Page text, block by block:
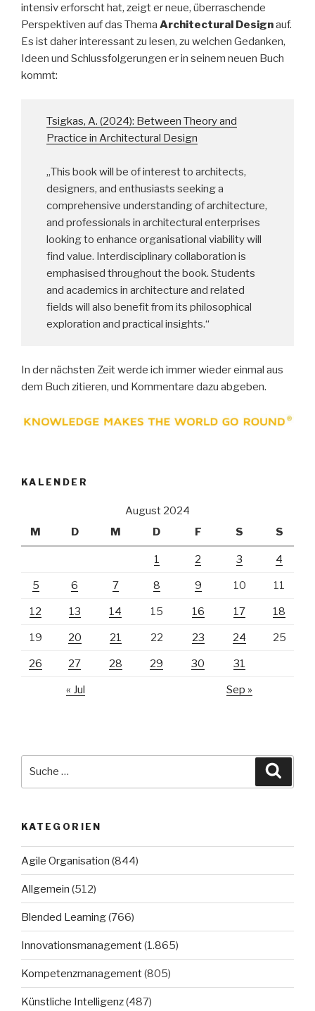
intensiv erforscht hat, zeigt er neue, überraschende
Perspektiven auf das Thema Architectural Designauf.
Es ist daher interessant zu lesen, zu welchen Gedanken,
Ideen und Schlussfolgerungen er in seinem neuen Buch
kommt:
Tsigkas, A. (2024): Between Theory and
Practice in Architectural Design
„This book will be of interest to architects,
designers, and enthusiasts seeking a
comprehensive understanding of architecture,
and professionals in architectural enterprises
looking to enhance organisational viability will
find value. Interdisciplinary collaboration is
emphasised throughout the book. Students
and academics in architecture and related
fields will also benefit from its philosophical
exploration and practical insights.“
In der nächsten Zeit werde ich immer wieder einmal aus
dem Buch zitieren, und Kommentare dazu abgeben.
KALENDER
August 2024
M
D M D F S S
1 2 3 4
5 6 7 8 9 10 11
12 13 14 15 16 17 18
19 20 21 22 23 24 25
26 27 28 29 30 31
« Jul Sep »
KATEGORIEN
Agile Organisation (844)
Allgemein (512)
Blended Learning(766)
Innovationsmanagement(1.865)
Kompetenzmanagement(805)
Künstliche Intelligenz(487)